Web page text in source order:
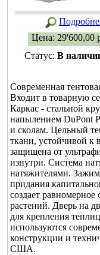
Цена: 29'600,00
Статус: В
Современная
Входит в товарную
Каркас - стальной
напылением DuPont
и сколам. Цельный
ткани, устойчивой
защищена от
изнутри. Система
натяжителями.
придания
создает
растений. Дверь на
для крепления
используются
конструкции и
США.